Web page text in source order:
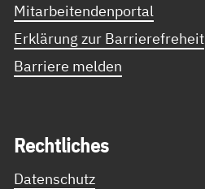
Mitarbeitendenportal
Erklärung zur Barrierefreheit
Barriere melden
Recht­li­ches
Datenschutz